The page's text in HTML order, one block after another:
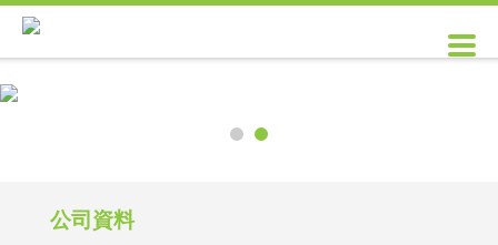
公司資料